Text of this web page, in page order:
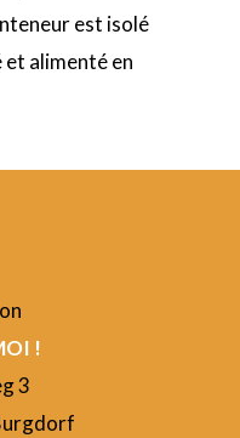
est isolé
alimenté en
!
3